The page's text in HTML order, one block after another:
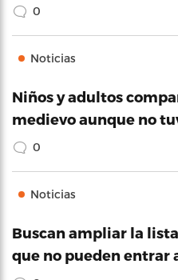
0
Noticias
Niños y adultos
medievo aunque no
0
Noticias
Buscan ampliar la
que no pueden entrar